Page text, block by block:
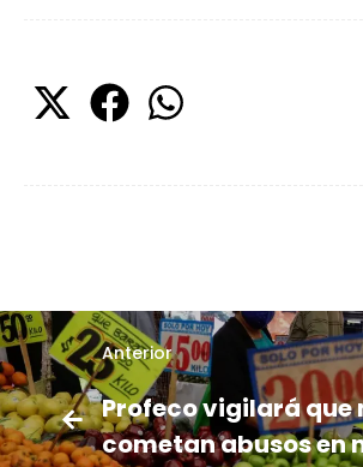
Anterior
Profeco vigilará que
cometan abusos en